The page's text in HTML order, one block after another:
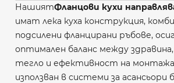
НашиятФланцови кухи
имат лека куха конструкция,
подсилени фланцирани ръбове,
оптимален баланс между
тегло и ефективност на
използван в системи за асансьори